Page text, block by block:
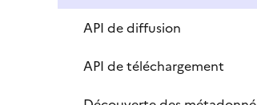
API de diffusion
API de téléchargement